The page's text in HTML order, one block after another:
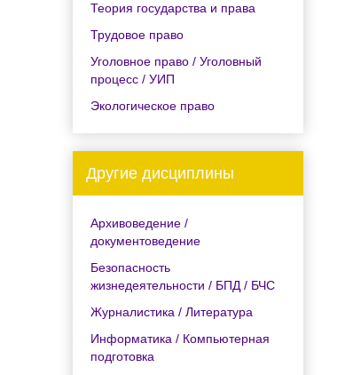
Теория государства и права
Трудовое право
Уголовное право / Уголовный
процесс / УИП
Экологическое право
Другие дисциплины
Архивоведение /
документоведение
Безопасность
жизнедеятельности / БПД / БЧС
Журналистика / Литература
Информатика / Компьютерная
подготовка